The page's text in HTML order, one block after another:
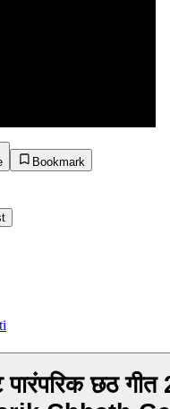
Bookmark
पारंपरिक छठ